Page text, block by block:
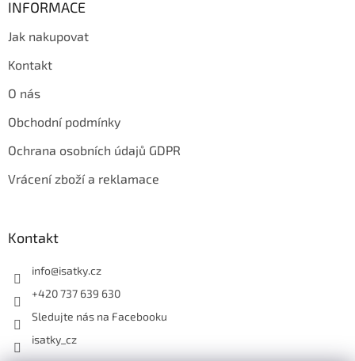
INFORMACE
Jak nakupovat
Kontakt
O nás
Obchodní podmínky
Ochrana osobních údajů GDPR
Vrácení zboží a reklamace
Kontakt
info@isatky.cz
+420 737 639 630
Sledujte nás na Facebooku
isatky_cz